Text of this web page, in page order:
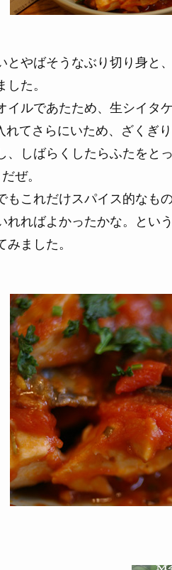
やばそうなぶり切り身
た。
ルであたため、生シイ
てさらにいため、ざく
しばらくしたらふたを
ぜ。
これだけスパイス的な
ればよかったかな。とい
ました。